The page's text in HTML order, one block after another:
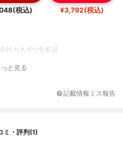
税込) ¥3,792(税込)
社カネボウ化粧品
っと見る
記載情報ミス報告
ミ・評判(1)